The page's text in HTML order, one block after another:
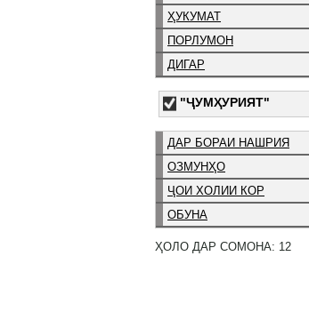
ҲУКУМАТ
ПОРЛУМОН
ДИГАР
"ҶУМҲУРИЯТ"
ДАР БОРАИ НАШРИЯ
ОЗМУНҲО
ҶОИ ХОЛИИ КОР
ОБУНА
ҲОЛО ДАР СОМОНА: 12